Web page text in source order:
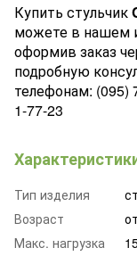
Купить стульчик
можете в нашем
оформив заказ
подробную
телефонам: (095)
1-77-23
Тип изделия
Возраст
Макс. нагрузка